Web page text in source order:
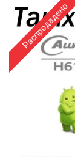
Распродадено